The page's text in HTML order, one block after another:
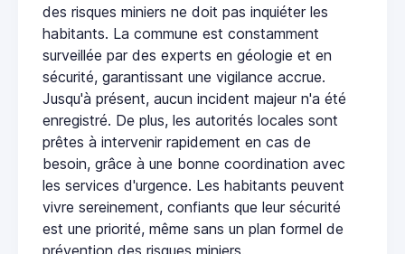
des risques miniers ne doit pas inquiéter les
habitants. La commune est constamment
surveillée par des experts en géologie et en
sécurité, garantissant une vigilance accrue.
Jusqu'à présent, aucun incident majeur n'a été
enregistré. De plus, les autorités locales sont
prêtes à intervenir rapidement en cas de
besoin, grâce à une bonne coordination avec
les services d'urgence. Les habitants peuvent
vivre sereinement, confiants que leur sécurité
est une priorité, même sans un plan formel de
prévention des risques miniers.